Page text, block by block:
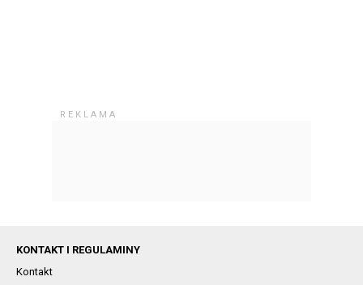
KONTAKT I REGULAMINY
Kontakt